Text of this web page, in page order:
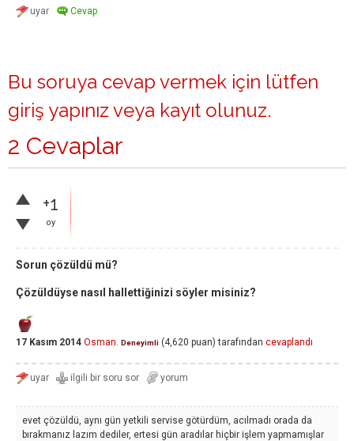
Bu soruya cevap vermek için lütfen
giriş yapınız veya kayıt olunuz.
2 Cevaplar
+1
oy
Sorun çözüldü mü?
Çözüldüyse nasıl hallettiğinizi söyler misiniz?
17 Kasım 2014 Osman. Deneyimli (4,620 puan) tarafından cevaplandı
evet çözüldü, aynı gün yetkili servise götürdüm, acılmadı orada da
bırakmanız lazım dediler, ertesi gün aradılar hiçbir işlem yapmamışlar